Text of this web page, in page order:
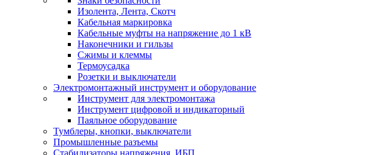
Изолента, Лента, Скотч
Кабельная маркировка
Кабельные муфты на напряжение до 1 кВ
Наконечники и гильзы
Сжимы и клеммы
Термоусадка
Розетки и выключатели
Электромонтажный инструмент и оборудование
Инструмент для электромонтажа
Инструмент цифровой и индикаторный
Паяльное оборудование
Тумблеры, кнопки, выключатели
Промышленные разъемы
Стабилизаторы напряжения, ИБП